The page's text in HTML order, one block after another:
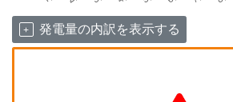
発電量の内訳を表示する